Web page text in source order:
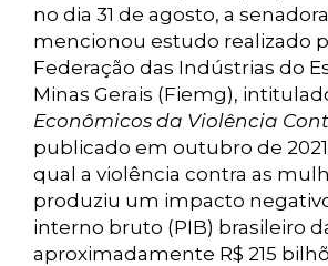
no dia 31 de agosto, a
mencionou estudo realizado
Federação das Indústrias do
Minas Gerais (Fiemg),
Econômicos da Violência
publicado em outubro de
qual a violência contra as
produziu um impacto
interno bruto (PIB) brasileiro
aproximadamente R$ 215